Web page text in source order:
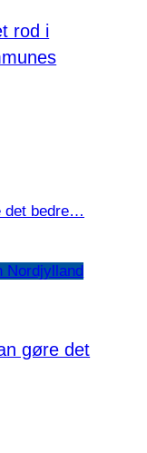
rod i
Nordjylland
gøre det